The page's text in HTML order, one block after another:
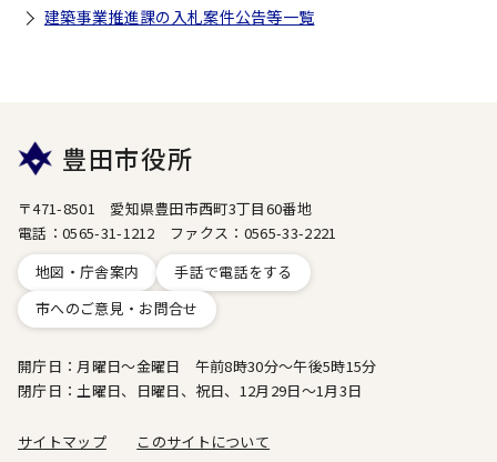
建築事業推進課の入札案件公告等一覧
豊田市役所
〒471-8501 愛知県豊田市西町3丁目60番地
電話：0565-31-1212 ファクス：0565-33-2221
地図・庁舎案内
手話で電話をする
市へのご意見・お問合せ
開庁日：月曜日～金曜日 午前8時30分～午後5時15分
閉庁日：土曜日、日曜日、祝日、12月29日～1月3日
サイトマップ このサイトについて